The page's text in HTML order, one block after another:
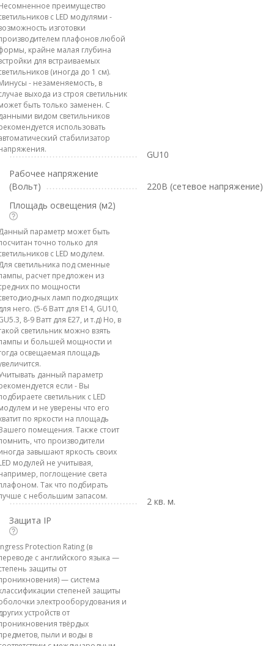
преимущество
с LED модулями -
изготовки
плафонов любой
крайне малая глубина
для встраиваемых
(иногда до 1 см).
- незаменяемость, в
выхода из строя светильник
быть только заменен. С
видом светильников
использовать
стабилизатор
GU10
Рабочее напряжение
(Вольт)
220В (сетевое напряжение)
Площадь освещения (м2)
параметр может быть
точно только для
с LED модулем.
светильника под сменные
расчет предложен из
по мощности
ламп подходящих
него. (5-6 Ватт для E14, GU10,
8-9 Ватт для E27, и т.д) Но, в
светильник можно взять
и большей мощности и
освещаемая площадь
данный параметр
если - Вы
светильник с LED
и не уверены что его
по яркости на площадь
помещения. Также стоит
что производители
завышают яркость своих
модулей не учитывая,
поглощение света
Так что подбирать
с небольшим запасом.
2 кв. м.
Защита IP
Protection Rating (в
с английского языка —
защиты от
— система
степеней защиты
электрооборудования и
устройств от
твёрдых
пыли и воды в